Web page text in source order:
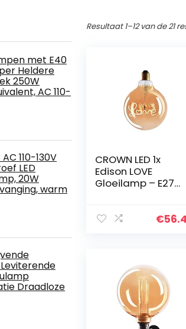
met E40
Heldere
250W
AC 110-
110-130V
LED
20W
warm
Draadloze
Resultaat 1–12 van de 21
CROWN LED 1x
Edison LOVE
Gloeilamp – E27
Wit 230 V, EL27 –
€